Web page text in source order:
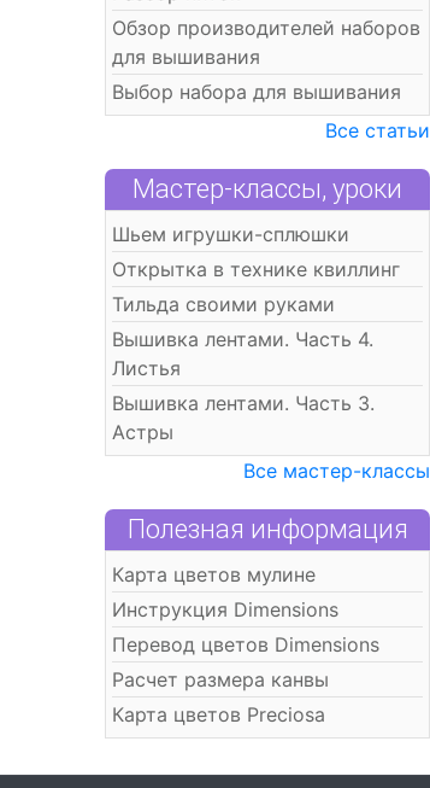
Обзор производителей наборов
для вышивания
Выбор набора для вышивания
Все статьи
Мастер-классы, уроки
Шьем игрушки-сплюшки
Открытка в технике квиллинг
Тильда своими руками
Вышивка лентами. Часть 4.
Листья
Вышивка лентами. Часть 3.
Астры
Все мастер-классы
Полезная информация
Карта цветов мулине
Инструкция Dimensions
Перевод цветов Dimensions
Расчет размера канвы
Карта цветов Preciosa